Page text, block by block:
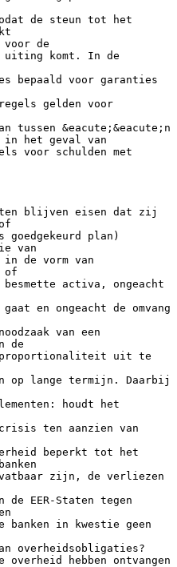
de steun tot het
de
uiting komt. In de
bepaald voor garanties
gelden voor
tussen &eacute;&eacute;n
het geval van
voor schulden met
blijven eisen dat zij
goedgekeurd plan)
van
in de vorm van
of
besmette activa, ongeacht
en ongeacht de omvang
van een
de
proportionaliteit uit te
op lange termijn. Daarbij
houdt het
ten aanzien van
beperkt tot het
zijn, de verliezen
EER-Staten tegen
in kwestie geen
overheidsobligaties?
overheid hebben ontvangen